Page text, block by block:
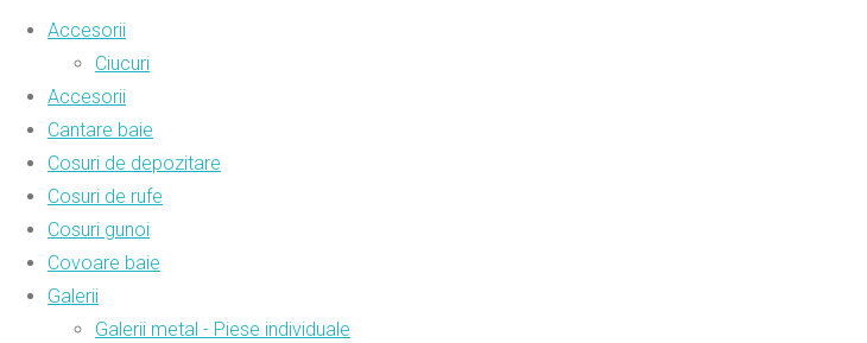
Accesorii
Ciucuri
Accesorii
Cantare baie
Cosuri de depozitare
Cosuri de rufe
Cosuri gunoi
Covoare baie
Galerii
Galerii metal - Piese individuale